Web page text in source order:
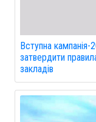
Вступна
затвердити
закладів